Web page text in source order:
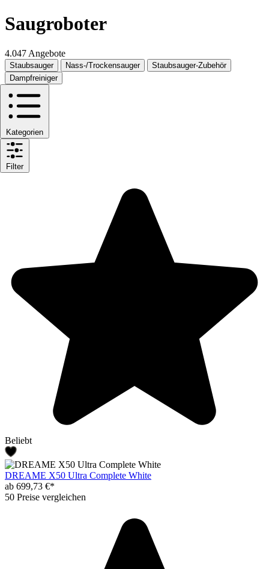
Saugroboter
4.047 Angebote
Staubsauger Nass-/Trockensauger
Staubsauger-Zubehör
Dampfreiniger
Kategorien
Filter
Beliebt
DREAME X50 Ultra Complete White
ab 699,73 €*
50 Preise vergleichen